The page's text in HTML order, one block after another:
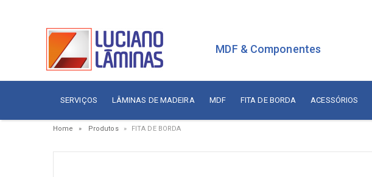
MDF & Componentes
SERVIÇOS LÂMINAS DE MADEIRA MDF FITA DE BORDA ACESSÓRIOS
Home Produtos FITA DE BORDA